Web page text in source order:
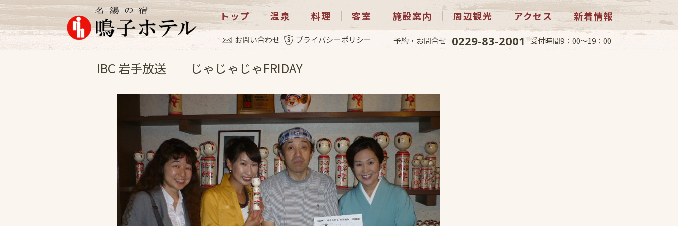
トップ 温泉 料理 客室 施設案内 周辺観光 アクセス 新着情報
お問い合わせ プライバシーポリシー 予約・お問合せ 0229-83-2001 受付時間9：00～19：00
イベント 2008.11.13
IBC 岩手放送 じゃじゃじゃFRIDAY